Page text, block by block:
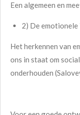
Een algemeen en
2) De
Het herkennen van
ons in staat om
onderhouden